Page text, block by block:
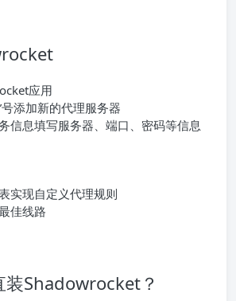
应用
号添加新的代理服务器
信息填写服务器、端口、密码等信息
实现自定义代理规则
佳线路
装Shadowrocket？